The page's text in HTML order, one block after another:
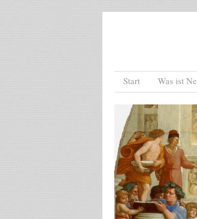
Menu
Skip to content
Start Was ist